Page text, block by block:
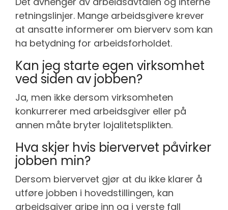
retningslinjer. Mange arbeidsgivere krever
at ansatte informerer om bierverv som kan
ha betydning for arbeidsforholdet.
Kan jeg starte egen virksomhet
ved siden av jobben?
Ja, men ikke dersom virksomheten
konkurrerer med arbeidsgiver eller på
annen måte bryter lojalitetsplikten.
Hva skjer hvis biervervet påvirker
jobben min?
Dersom biervervet gjør at du ikke klarer å
utføre jobben i hovedstillingen, kan
arbeidsgiver gripe inn og i verste fall